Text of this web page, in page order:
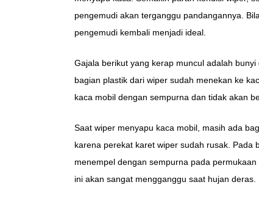
pengemudi akan terganggu pandangannya.
pengemudi kembali menjadi ideal.
Gajala berikut yang kerap muncul adalah
bagian plastik dari wiper sudah menekan ke
kaca mobil dengan sempurna dan tidak akan
Saat wiper menyapu kaca mobil, masih ada
karena perekat karet wiper sudah rusak. Pada
menempel dengan sempurna pada
ini akan sangat mengganggu saat hujan deras.